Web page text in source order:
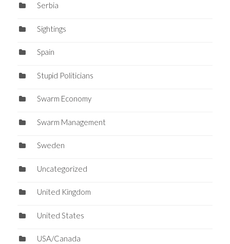
Serbia
Sightings
Spain
Stupid Politicians
Swarm Economy
Swarm Management
Sweden
Uncategorized
United Kingdom
United States
USA/Canada